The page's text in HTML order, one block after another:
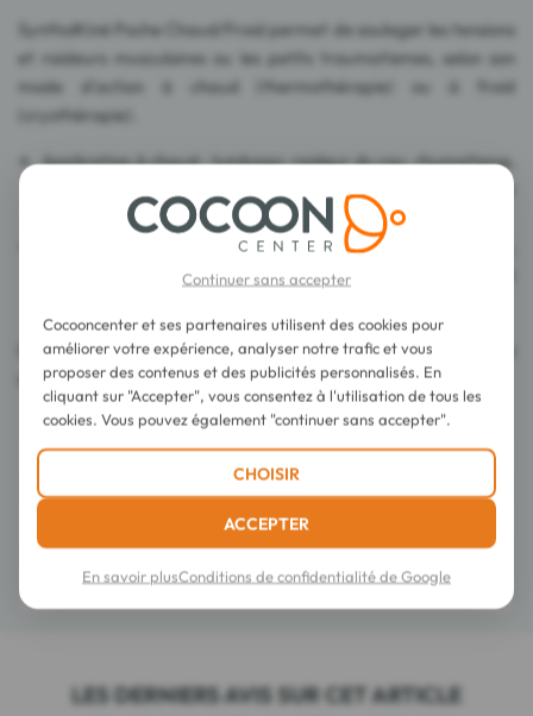
SyntholKiné Poche Chaud/Froid permet de soulager les tensions
et raideurs musculaires ou les petits traumatismes, selon son
mode d'action à chaud (thermothérapie) ou à froid
(cryothérapie).
Application à chaud : lumbago, raideur du cou, rhumatisme,
hypothermie et tous les cas où l'application de chaleur est
nécessaire.
Application à froid : ecchymoses, entorses, traumatismes,
hyperthermie et tous les cas où la cryothérapie est
Contient une poche de 14 x 18 cm + 1 housse avec sangle de
maintien.
Conseils d'utilisation
Détails
LES DERNIERS AVIS SUR CET ARTICLE
Continuer sans accepter
Cocooncenter et ses partenaires utilisent des cookies pour
améliorer votre expérience, analyser notre trafic et vous
proposer des contenus et des publicités personnalisés. En
cliquant sur "Accepter", vous consentez à l'utilisation de tous les
cookies. Vous pouvez également "continuer sans accepter".
CHOISIR
ACCEPTER
En savoir plusConditions de confidentialité de Google